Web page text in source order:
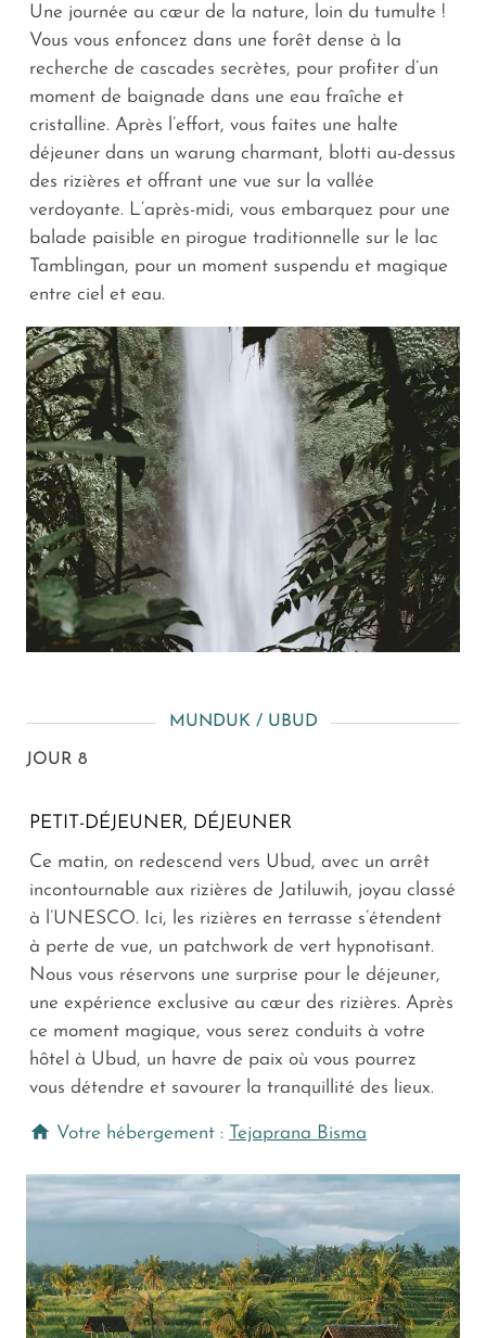
Une journée au cœur de la nature, loin du tumulte !
Vous vous enfoncez dans une forêt dense à la
recherche de cascades secrètes, pour profiter d’un
moment de baignade dans une eau fraîche et
cristalline. Après l’effort, vous faites une halte
déjeuner dans un warung charmant, blotti au-dessus
des rizières et offrant une vue sur la vallée
verdoyante. L’après-midi, vous embarquez pour une
balade paisible en pirogue traditionnelle sur le lac
Tamblingan, pour un moment suspendu et magique
entre ciel et eau.
MUNDUK / UBUD
JOUR 8
PETIT-DÉJEUNER, DÉJEUNER
Ce matin, on redescend vers Ubud, avec un arrêt
incontournable aux rizières de Jatiluwih, joyau classé
à l’UNESCO. Ici, les rizières en terrasse s’étendent
à perte de vue, un patchwork de vert hypnotisant.
Nous vous réservons une surprise pour le déjeuner,
une expérience exclusive au cœur des rizières. Après
ce moment magique, vous serez conduits à votre
hôtel à Ubud, un havre de paix où vous pourrez
vous détendre et savourer la tranquillité des lieux.
Votre hébergement : Tejaprana Bisma